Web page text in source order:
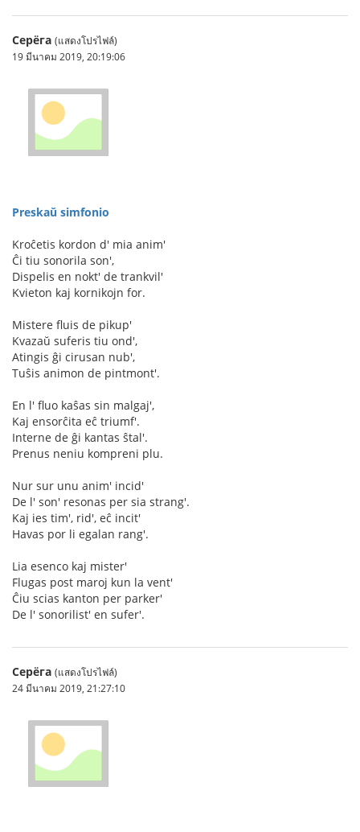
Серёга (แสดงโปรไฟล์)
19 มีนาคม 2019, 20:19:06
Preskaŭ simfonio
Kroĉetis kordon d' mia anim'
Ĉi tiu sonorila son',
Dispelis en nokt' de trankvil'
Kvieton kaj kornikojn for.
Mistere fluis de pikup'
Kvazaŭ suferis tiu ond',
Atingis ĝi cirusan nub',
Tuŝis animon de pintmont'.
En l' fluo kaŝas sin malgaj',
Kaj ensorĉita eĉ triumf'.
Interne de ĝi kantas ŝtal'.
Prenus neniu kompreni plu.
Nur sur unu anim' incid'
De l' son' resonas per sia strang'.
Kaj ies tim', rid', eĉ incit'
Havas por li egalan rang'.
Lia esenco kaj mister'
Flugas post maroj kun la vent'
Ĉiu scias kanton per parker'
De l' sonorilist' en sufer'.
Серёга (แสดงโปรไฟล์)
24 มีนาคม 2019, 21:27:10